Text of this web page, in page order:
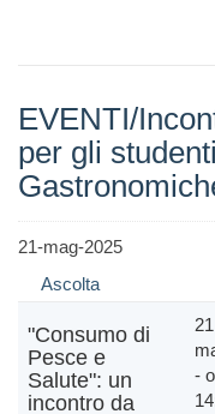
EVENTI/
per gli
21-mag-2025
Ascolta
"Consumo di
Pesce e
Salute": un
incontro da
21
-